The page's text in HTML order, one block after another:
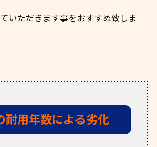
いただきます事をおすすめ致しま
耐用年数による劣化